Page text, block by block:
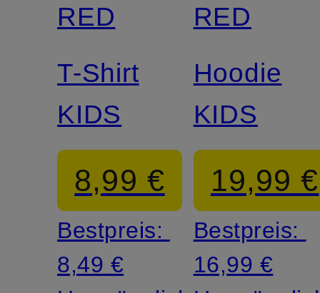
RED
T-Shirt
KIDS
8,99 €
Bestpreis:
8,49 €
RED
Hoodie
KIDS
19,99 €
Bestpreis:
16,99 €